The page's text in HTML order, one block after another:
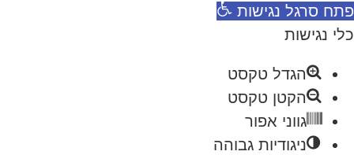
פתח סרגל נגישות
כלי נגישות
הגדל טקסט
הקטן טקסט
גווני אפור
ניגודיות גבוהה